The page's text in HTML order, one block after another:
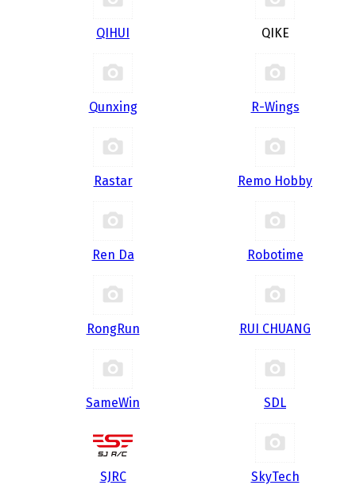
QIHUI QIKE
Qunxing R-Wings
Rastar Remo Hobby
Ren Da Robotime
RongRun RUI CHUANG
SameWin SDL
SJRC SkyTech